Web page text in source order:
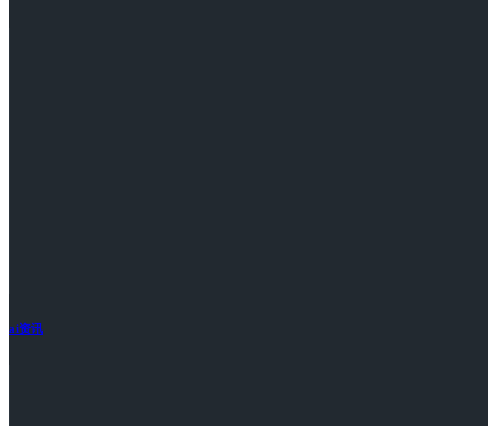
ai资讯